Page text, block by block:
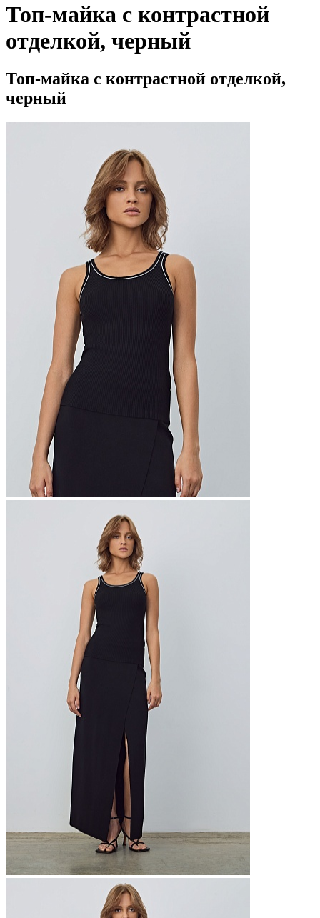
Топ-майка с контрастной
отделкой, черный
Топ-майка с контрастной отделкой,
черный